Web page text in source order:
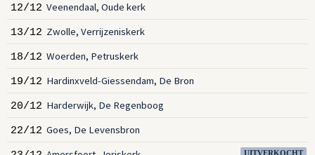
12/12 Veenendaal, Oude kerk
13/12 Zwolle, Verrijzeniskerk
18/12 Woerden, Petruskerk
19/12 Hardinxveld-Giessendam, De Bron
20/12 Harderwijk, De Regenboog
22/12 Goes, De Levensbron
UITVERKOCHT